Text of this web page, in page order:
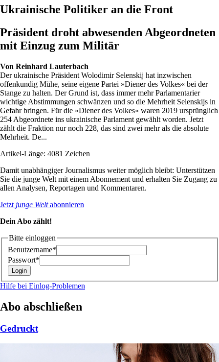
Ukrainische Politiker an die Front
Präsident droht abwesenden Abgeordneten
mit Einzug zum Militär
Von Reinhard Lauterbach
Der ukrainische Präsident Wolodimir Selenskij hat inzwischen
offenkundig Mühe, seine eigene Partei »Diener des Volkes« bei der
Stange zu halten. Der Grund ist, dass immer mehr Parlamentarier
wichtige Abstimmungen schwänzen und so die Mehrheit Selenskijs in
Gefahr bringen. Für die »Diener des Volkes« waren 2019 ursprünglich
254 Abgeordnete ins ukrainische Parlament gewählt worden. Jetzt
zählt die Fraktion nur noch 228, das sind zwei mehr als die absolute
Mehrheit. De...
Artikel-Länge: 4081 Zeichen
Damit unabhängiger Journalismus weiter möglich bleibt: Unterstützen
Sie die junge Welt mit einem Abonnement und erhalten Sie Zugang zu
allen Analysen, Reportagen und Kommentaren.
Jetzt junge Weltabonnieren
Dein Abo zählt!
Bitte einloggen
Benutzername*
Passwort*
Hilfe bei Einlog-Problemen
Abo abschließen
Gedruckt